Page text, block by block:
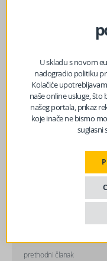
prethodni članak
U skladu s novom
nadogradio politiku
Kolačiće
naše online usluge,
našeg portala, prikaz
koje inače ne bismo
suglasni